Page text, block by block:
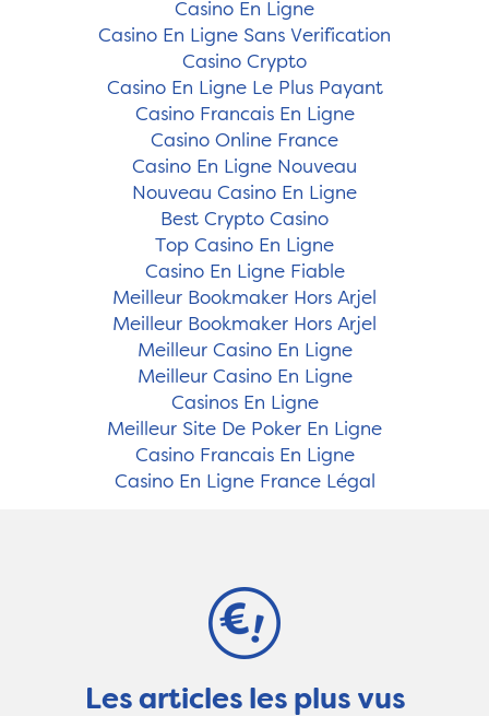
Casino En Ligne
Casino En Ligne Sans Verification
Casino Crypto
Casino En Ligne Le Plus Payant
Casino Francais En Ligne
Casino Online France
Casino En Ligne Nouveau
Nouveau Casino En Ligne
Best Crypto Casino
Top Casino En Ligne
Casino En Ligne Fiable
Meilleur Bookmaker Hors Arjel
Meilleur Bookmaker Hors Arjel
Meilleur Casino En Ligne
Meilleur Casino En Ligne
Casinos En Ligne
Meilleur Site De Poker En Ligne
Casino Francais En Ligne
Casino En Ligne France Légal
Les articles les plus vus